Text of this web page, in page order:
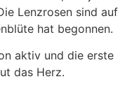
Lenzrosen sind auf
hat begonnen.
aktiv und die erste
das Herz.